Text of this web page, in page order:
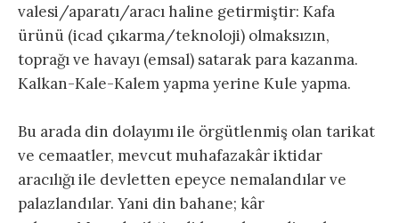
valesi/aparatı/aracı haline getirmiştir: Kafa
ürünü (icad çıkarma/teknoloji) olmaksızın,
toprağı ve havayı (emsal) satarak para kazanma.
Kalkan-Kale-Kalem yapma yerine Kule yapma.
Bu arada din dolayımı ile örgütlenmiş olan tarikat
ve cemaatler, mevcut muhafazakâr iktidar
aracılığı ile devletten epeyce nemalandılar ve
palazlandılar. Yani din bahane; kâr